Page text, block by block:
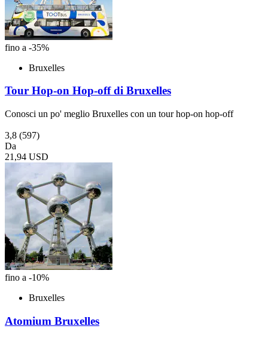
fino a -35%
Bruxelles
Tour Hop-on Hop-off di Bruxelles
Conosci un po' meglio Bruxelles con un tour hop-on hop-off
3,8 (597)
Da
21,94 USD
fino a -10%
Bruxelles
Atomium Bruxelles